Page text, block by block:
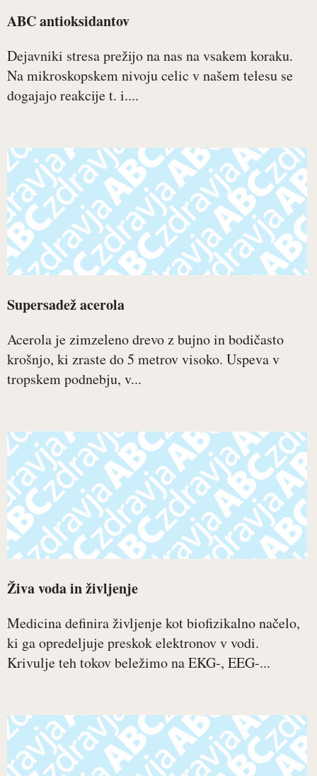
ABC antioksidantov
Dejavniki stresa prežijo na nas na vsakem koraku.
Na mikroskopskem nivoju celic v našem telesu se
dogajajo reakcije t. i....
Supersadež acerola
Acerola je zimzeleno drevo z bujno in bodičasto
krošnjo, ki zraste do 5 metrov visoko. Uspeva v
tropskem podnebju, v...
Živa voda in življenje
Medicina definira življenje kot biofizikalno načelo,
ki ga opredeljuje preskok elektronov v vodi.
Krivulje teh tokov beležimo na EKG-, EEG-...